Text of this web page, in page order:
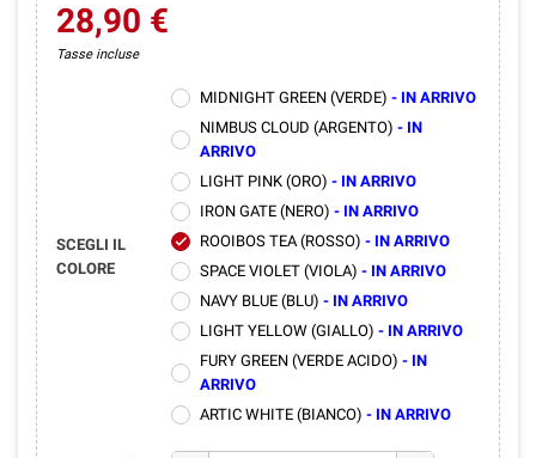
28,90 €
Tasse incluse
SCEGLI IL
COLORE
MIDNIGHT GREEN (VERDE) - IN ARRIVO
NIMBUS CLOUD (ARGENTO) - IN
ARRIVO
LIGHT PINK (ORO) - IN ARRIVO
IRON GATE (NERO) - IN ARRIVO
check ROOIBOS TEA (ROSSO) - IN ARRIVO
SPACE VIOLET (VIOLA) - IN ARRIVO
NAVY BLUE (BLU) - IN ARRIVO
LIGHT YELLOW (GIALLO) - IN ARRIVO
FURY GREEN (VERDE ACIDO) - IN
ARRIVO
ARTIC WHITE (BIANCO) - IN ARRIVO